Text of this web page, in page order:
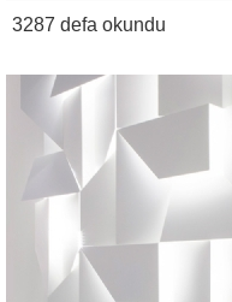
3287 defa okundu